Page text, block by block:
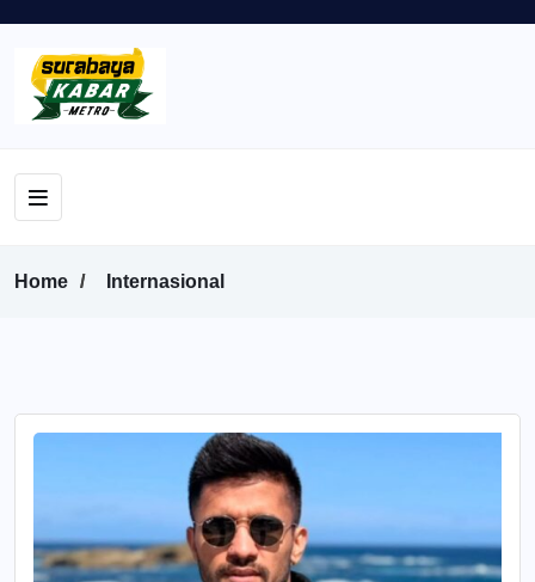
Home Internasional